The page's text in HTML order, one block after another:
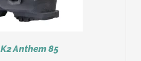
K2 Anthem 85